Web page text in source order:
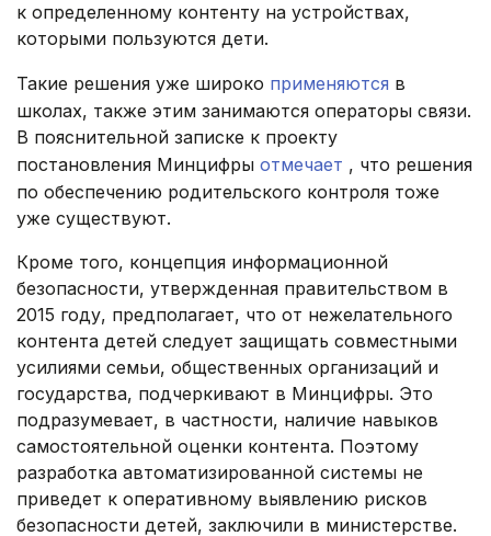
к определенному контенту на устройствах,
которыми пользуются дети.
Такие решения уже широко применяются в
школах, также этим занимаются операторы связи.
В пояснительной записке к проекту
постановления Минцифры отмечает , что решения
по обеспечению родительского контроля тоже
уже существуют.
Кроме того, концепция информационной
безопасности, утвержденная правительством в
2015 году, предполагает, что от нежелательного
контента детей следует защищать совместными
усилиями семьи, общественных организаций и
государства, подчеркивают в Минцифры. Это
подразумевает, в частности, наличие навыков
самостоятельной оценки контента. Поэтому
разработка автоматизированной системы не
приведет к оперативному выявлению рисков
безопасности детей, заключили в министерстве.